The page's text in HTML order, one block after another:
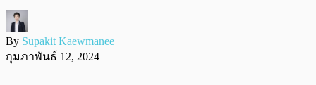
By Supakit Kaewmanee
กุมภาพันธ์ 12, 2024